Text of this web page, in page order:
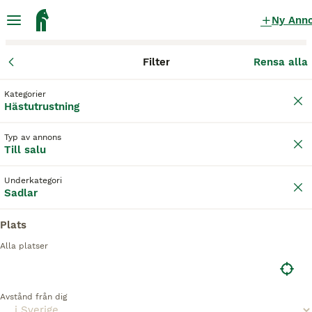
Ny
Filter Rensa alla
Kategorier
Hästutrustning
Typ av annons
Till salu
Underkategori
Sadlar
Plats
Alla platser
Avstånd från dig
Allroundsadel Sadlar till salu
allroundsadel
Spara sökning